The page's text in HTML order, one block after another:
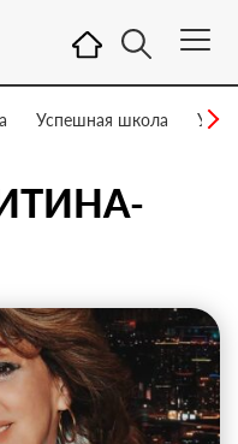
Успешная школа